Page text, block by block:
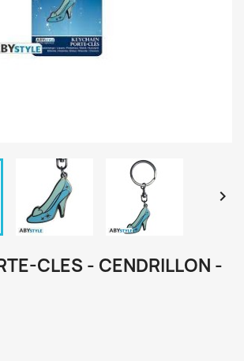

CLES - CENDRILLON -